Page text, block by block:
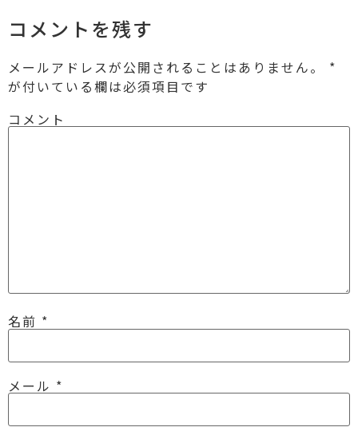
コメントを残す
メールアドレスが公開されることはありません。
*
が付いている欄は必須項目です
コメント
名前 *
メール *